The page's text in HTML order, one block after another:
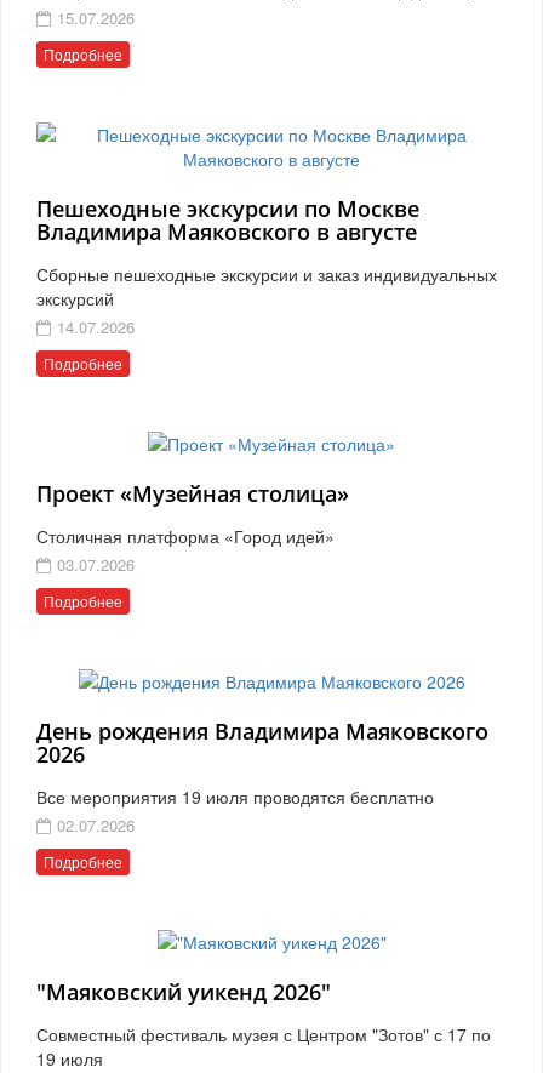
15.07.2026
Подробнее
Пешеходные экскурсии по Москве
Владимира Маяковского в августе
Сборные пешеходные экскурсии и заказ индивидуальных
экскурсий
14.07.2026
Подробнее
Проект «Музейная столица»
Столичная платформа «Город идей»
03.07.2026
Подробнее
День рождения Владимира Маяковского
2026
Все мероприятия 19 июля проводятся бесплатно
02.07.2026
Подробнее
"Маяковский уикенд 2026"
Совместный фестиваль музея с Центром "Зотов" с 17 по
19 июля